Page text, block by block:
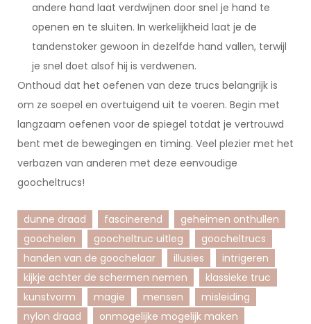
andere hand laat verdwijnen door snel je hand te
openen en te sluiten. In werkelijkheid laat je de
tandenstoker gewoon in dezelfde hand vallen, terwijl
je snel doet alsof hij is verdwenen.
Onthoud dat het oefenen van deze trucs belangrijk is
om ze soepel en overtuigend uit te voeren. Begin met
langzaam oefenen voor de spiegel totdat je vertrouwd
bent met de bewegingen en timing. Veel plezier met het
verbazen van anderen met deze eenvoudige
goocheltrucs!
dunne draad fascinerend
geheimen onthullen
goochelen
goocheltruc uitleg
goocheltrucs
handen van de goochelaar
illusies
intrigeren
kijkje achter de schermen nemen
klassieke truc
kunstvorm
magie mensen
misleiding
nylon draad
onmogelijke mogelijk maken